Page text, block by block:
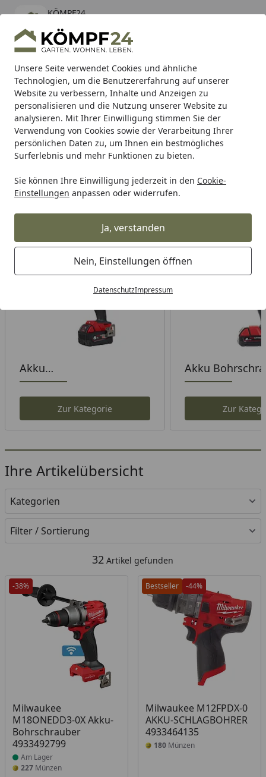
Unsere Seite verwendet Cookies und ähnliche
Technologien, um die Benutzererfahrung auf unserer
Website zu verbessern, Inhalte und Anzeigen zu
personalisieren und die Nutzung unserer Website zu
analysieren. Mit Ihrer Einwilligung stimmen Sie der
Verwendung von Cookies sowie der Verarbeitung Ihrer
persönlichen Daten zu, um Ihnen ein bestmögliches
Surferlebnis und mehr Funktionen zu bieten.
Sie können Ihre Einwilligung jederzeit in den Cookie-
Einstellungen anpassen oder widerrufen.
Ja, verstanden
Nein, Einstellungen öffnen
DatenschutzImpressum
KÖMPF24
kostenlos - Im App Store
Hotline
Alle Produkte
Mein Konto
Suchen
Karibu Pools inkl. gratis Sandfilteranlage & Pool-
Starterset (Gesamtwert bis 468,99€)
Startseite
Milwaukee Akkugeräte Akku Bohren & Meißeln
Milwaukee Akku Bohren & Meißeln
Wählen Sie Ihre Wunschkategorie
Akku
Schlagbohrschrauber
Zur Kategorie
Akku
Zur
Ihre Artikelübersicht
Kategorien
Filter / Sortierung
32 Artikel gefunden
-38%
Milwaukee
M18ONEDD3-0X Akku-
Bohrschrauber
4933492799
Produkt am Lager
Am Lager
227 Münzen
Bestseller -44%
Milwaukee M12FPDX-0
AKKU-SCHLAGBOHRER
4933464135
180Münzen